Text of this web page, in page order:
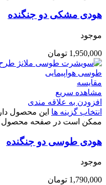
هودی مشکی دو جنگنده
موجود
1,950,000 تومان
مقایسه
مشاهده سریع
افزودن به علاقه مندی
انتخاب گزینه ها این محصول
ممکن است در صفحه محصول
هودی طوسی دو جنگنده
موجود
1,790,000 تومان